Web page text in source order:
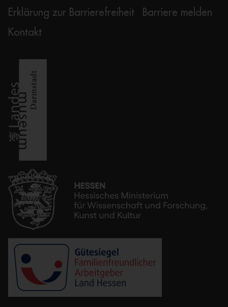
Erklärung zur Barrierefreiheit
Barriere melden
Kontakt